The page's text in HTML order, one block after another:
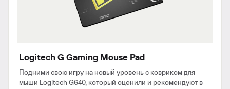
Logitech G Gaming Mouse Pad
Подними свою игру на новый уровень с ковриком для
мыши Logitech G640, который оценили и рекомендуют в